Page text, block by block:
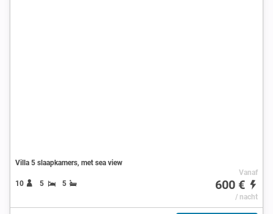
Villa 5 slaapkamers, met sea view
10 5 5
Vanaf
600 €
/ nacht